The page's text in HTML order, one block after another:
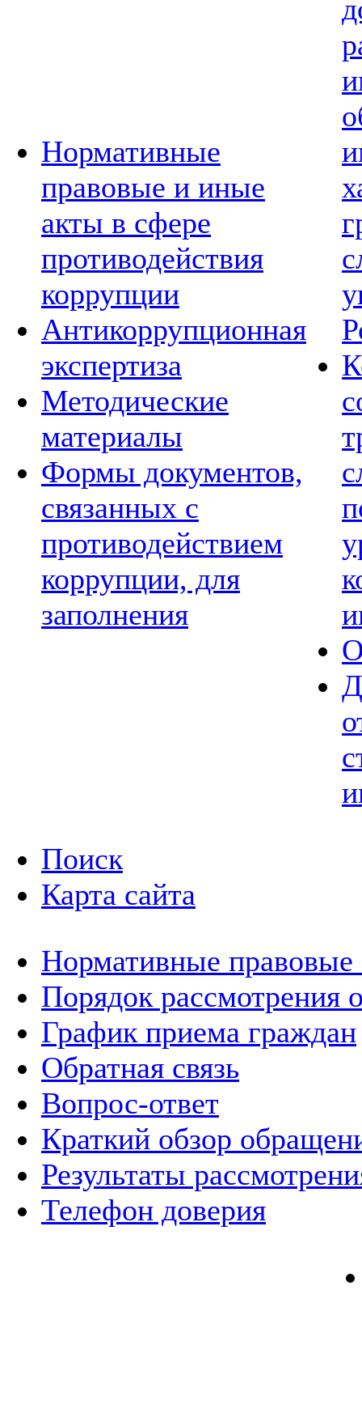
Нормативные
правовые и иные
акты в сфере
противодействия
коррупции
Антикоррупционная
экспертиза
Методические
материалы
Формы документов,
связанных с
противодействием
коррупции, для
заполнения
Поиск
Карта сайта
Нормативные правовые
Порядок рассмотрения
График приема граждан
Обратная связь
Вопрос-ответ
Краткий обзор
Результаты
Телефон доверия